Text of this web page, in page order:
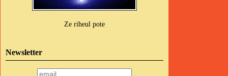
Ze riheul pote
Newsletter